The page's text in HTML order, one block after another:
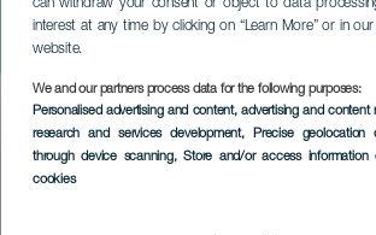
can withdraw your consent or object to data
interest at any time by clicking on “Learn More” or in
website.
We and our partners process data for the following purposes:
Personalised advertising and content, advertising and
research and services development, Precise geolocation
through device scanning, Store and/or access information
cookies
Miguel Rincón
LANZAROTE
Imagen
Listado